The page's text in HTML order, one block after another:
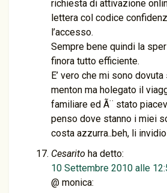
richiesta di attivazione
lettera col codice
l’accesso.
Sempre bene quindi la
finora tutto efficiente.
E’ vero che mi sono
menton ma holegato il
familiare ed Ã¨ stato
penso dove stanno i miei
costa azzurra..beh, li invidio
Cesarito ha detto:
10 Settembre 2010 alle
@ monica: